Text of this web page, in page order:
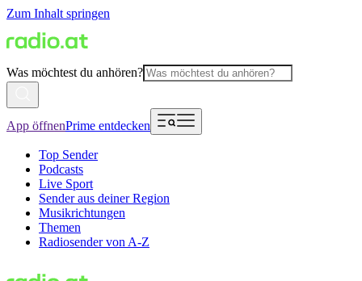
Zum Inhalt springen
Was möchtest du anhören?
App öffnenPrime entdecken
Top Sender
Podcasts
Live Sport
Sender aus deiner Region
Musikrichtungen
Themen
Radiosender von A-Z